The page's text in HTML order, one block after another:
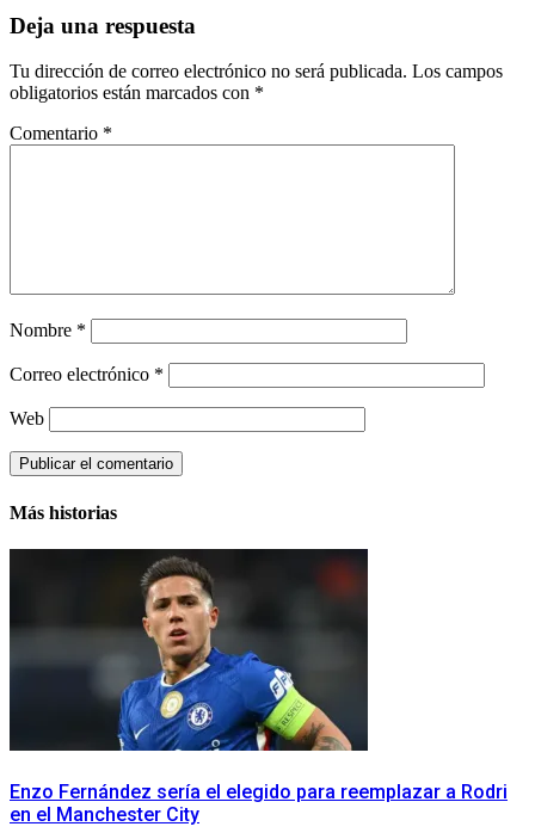
Deja una respuesta
Tu dirección de correo electrónico no será publicada. Los campos
obligatorios están marcados con *
Comentario *
Nombre *
Correo electrónico *
Web
Más historias
Enzo Fernández sería el elegido para reemplazar a Rodri
en el Manchester City